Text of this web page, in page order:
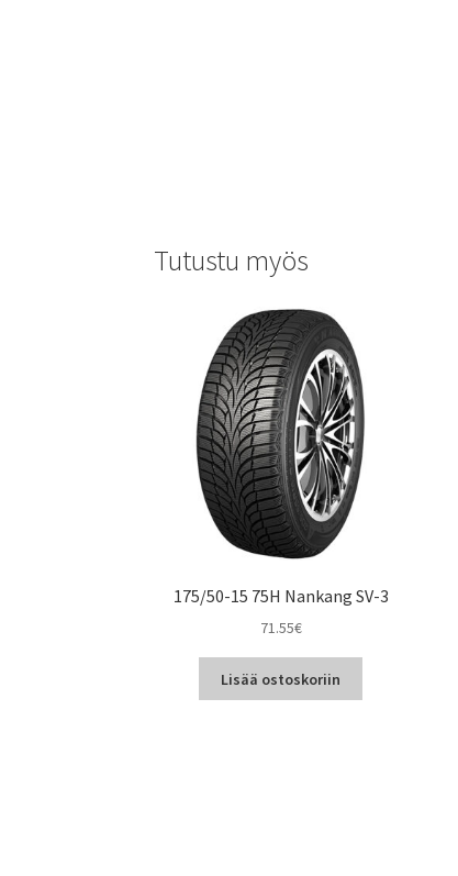
Tutustu myös
175/50-15 75H Nankang SV-3
71.55€
Lisää ostoskoriin